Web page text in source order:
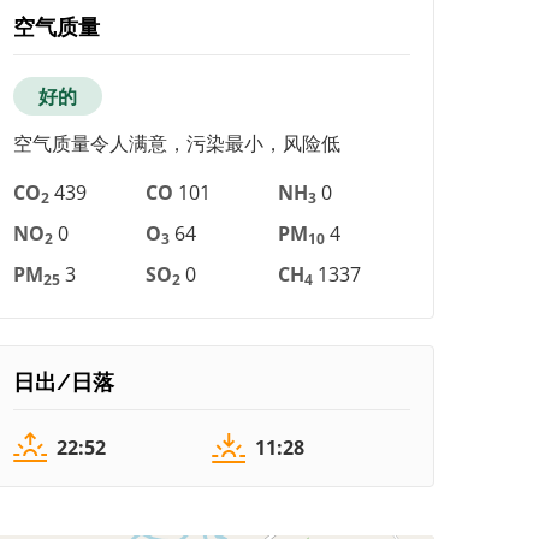
空气质量
好的
空气质量令人满意，污染最小，风险低
CO2 439 CO 101 NH3 0
NO2 0 O3 64 PM10 4
PM25 3 SO2 0 CH4 1337
日出/日落
22:52 11:28